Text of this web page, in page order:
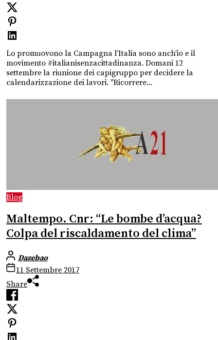
Lo promuovono la Campagna l’Italia sono anch’io e il
movimento #italianisenzacittadinanza. Domani 12
settembre la riunione dei capigruppo per decidere la
calendarizzazione dei lavori. "Ricorrere...
Blog
Maltempo. Cnr: “Le bombe d’acqua?
Colpa del riscaldamento del clima”
Dazebao
11 Settembre 2017
Share